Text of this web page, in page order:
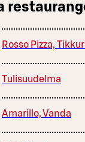
Rosso Pizza,
Tulisuudelma
Amarillo, Vanda